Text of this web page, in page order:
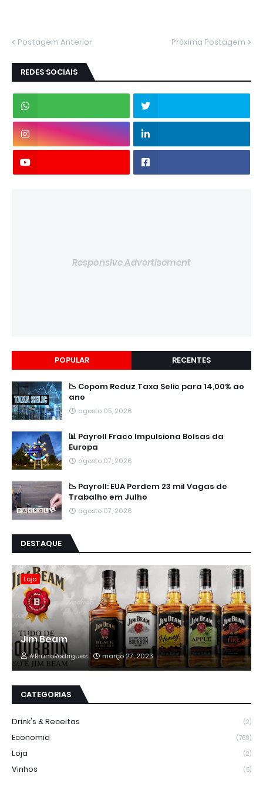
Postagem Anterior Próxima Postagem
REDES SOCIAIS
Responsive Advertisement
POPULAR RECENTES
📉 Copom Reduz Taxa Selic para 14,00% ao
ano
agosto 05, 2026
📊 Payroll Fraco Impulsiona Bolsas da
Europa
agosto 07, 2026
📉 Payroll: EUA Perdem 23 mil Vagas de
Trabalho em Julho
agosto 07, 2026
DESTAQUE
Loja
Jim Beam
#BrunoRodrigues março 27, 2023
CATEGORIAS
Drink's & Receitas (2)
Economia (769)
Loja (2)
Vinhos (5)